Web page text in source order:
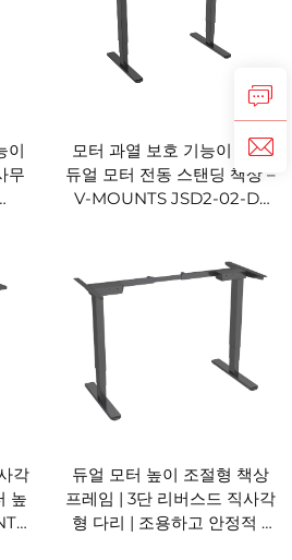
이
무
모터 과열 보호 기능이 있는
듀얼 모터 전동 스탠딩 책상 –
V-MOUNTS JSD2-02-D-
각
높
듀얼 모터 높이 조절형 책상
프레임 | 3단 리버스드 직사각
형 다리 | 조용하고 안정적 -